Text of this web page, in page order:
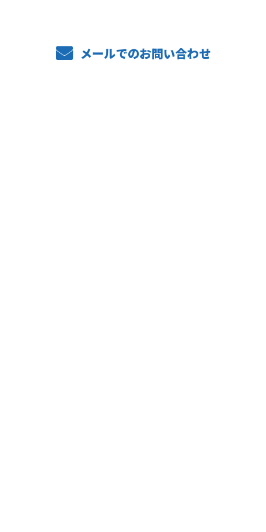
メールでのお問い合わせ